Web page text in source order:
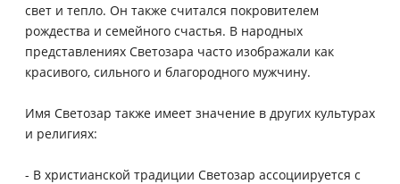
свет и тепло. Он также считался покровителем
рождества и семейного счастья. В народных
представлениях Светозара часто изображали как
красивого, сильного и благородного мужчину.
Имя Светозар также имеет значение в других культурах
и религиях:
- В христианской традиции Светозар ассоциируется с